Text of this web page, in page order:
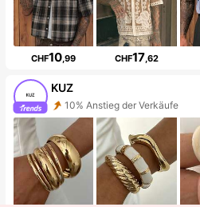
CHF10,99 CHF17 ,62
KUZ
10% Anstieg der Verkäufe